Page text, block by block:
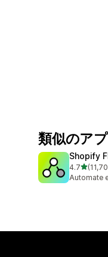
類似のア
Shopify
4.75つ星中
合計レビュ
Automate